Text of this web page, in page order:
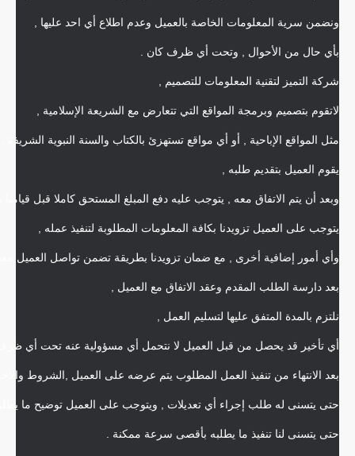
ونضمن سرية المعلومات الخاصة بالعميل وعدم اطلاع أي احد عليها ,
بأي حال من الأحوال , وتحت أي ظرف كان .
شركة التميز لتقنية المعلومات للتصميم ,
لاتقوم بتصميم وبرمجة المواقع التي تتعارض مع الشريعة الإسلامية ,
مثل المواقع الإباحية , أو أي مواقع تستهزئ بالكتاب والسنة النبوية الشريفة
يقوم العميل بتقديم طلبه ,
وبعد أن يتم الاتفاق معه , يتوجب عليه دفع المبلغ المستحق كاملا قبل
يتوجب على العميل تزويدنا بكافة المعلومات المطلوبة لتنفيذ عمله ,
وأي أمور إضافية أخرى , مع ضمان تزويدنا بطريقة تضمن تواصل العميل
بعد دارسة الطلب المقدم وعقد الاتفاق مع العميل ,
نلتزم بالمدة المتفق عليها لتسليم العمل ,
أي تأخير قد يحصل من قبل العميل لا نتحمل أي مسؤولية عنه تحت أي
بعد الانتهاء من تنفيذ العمل المطلوب يتم عرضه على العميل ,الشروط
حتى يتسنى له طلب إجراء أي تعديلات , ويتوجب على العميل توضيح ما
حتى يتسنى لنا تنفيذ ما يطلبه بأقصى سرعة ممكنة .